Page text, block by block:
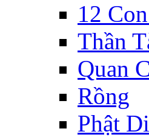
12
Thần
Quan
Rồng
Phật